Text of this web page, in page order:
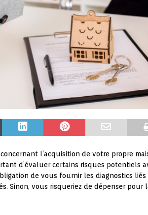
l’acquisition de votre propre
d’évaluer certains risques potentiels
de vous fournir les diagnostics liés
Sinon, vous risqueriez de dépenser pour